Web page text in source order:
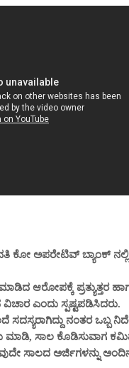
ಕೋ ಅಪರೇಟಿವ್ ಬ್ಯಾಂಕ್
ಆರೋಪಕ್ಕೆ ಪ್ರತ್ಯುತ್ತರ
ಎಂದು ಸ್ಪಷ್ಟಪಡಿಸಿದರು.
ನಂತರ ಒಬ್ಬ
ಮಾಡಿ, ಸಾಲ ಕೊಡಿಸುವಾಗ
ಸಾಲದ ಅರ್ಜಿಗಳನ್ನು